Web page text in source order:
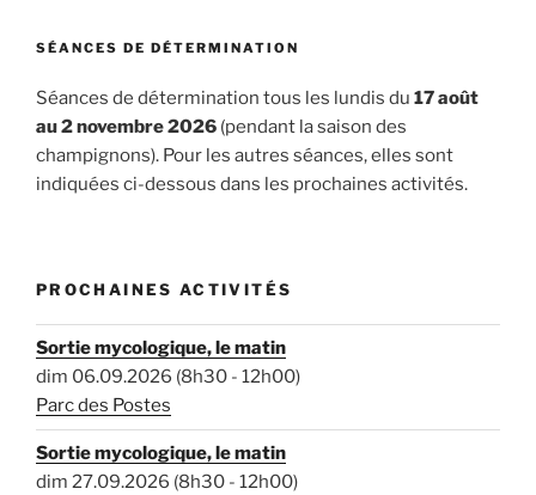
SÉANCES DE DÉTERMINATION
Séances de détermination tous les lundis du 17 août
au 2 novembre 2026 (pendant la saison des
champignons). Pour les autres séances, elles sont
indiquées ci-dessous dans les prochaines activités.
PROCHAINES ACTIVITÉS
Sortie mycologique, le matin
dim 06.09.2026 (8h30 - 12h00)
Parc des Postes
Sortie mycologique, le matin
dim 27.09.2026 (8h30 - 12h00)